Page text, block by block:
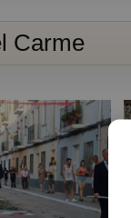
Carme